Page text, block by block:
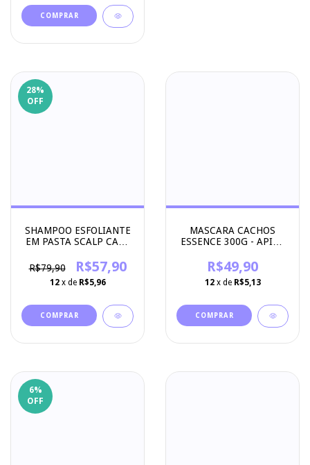
28%
OFF
SHAMPOO ESFOLIANTE
EM PASTA SCALP CARE
COSMETICOS
R$79,90 R$57,90
12 x de R$5,96
MASCARA CACHOS
ESSENCE 300G - APICE
R$49,90
12 x de R$5,13
6%
OFF